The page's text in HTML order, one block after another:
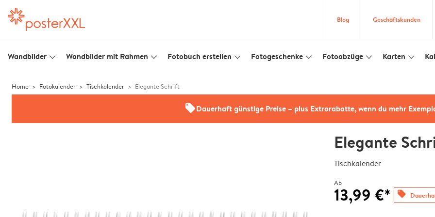
Blog Geschäftskunden
Wandbilder slim_arrow_down Wandbilder mit Rahmen slim_arrow_down Fotobuch erstellen slim_arrow_down Fotogeschenke slim_arrow_down Fotoabzüge slim_arrow_down Karten slim_arrow_down
Home Fotokalender Tischkalender Elegante Schrift
offersDauerhaft günstige Preise – plus Extrarabatte, wenn du mehr
Elegante
Tischkalender
Ab
13,99 €* offers